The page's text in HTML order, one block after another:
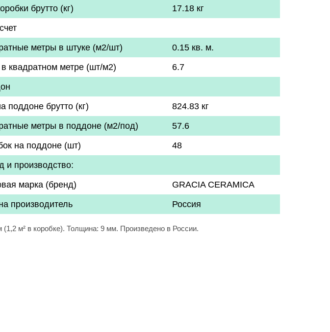
брутто (кг)
17.18 кг
метры в штуке (м2/шт)
0.15 кв. м.
квадратном метре (шт/м2)
6.7
поддоне брутто (кг)
824.83 кг
метры в поддоне (м2/под)
57.6
на поддоне (шт)
48
и производство:
марка (бренд)
GRACIA CERAMICA
производитель
Россия
м² в коробке). Толщина: 9 мм. Произведено в России.